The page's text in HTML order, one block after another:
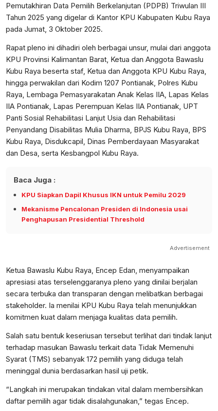
Pemutakhiran Data Pemilih Berkelanjutan (PDPB) Triwulan III
Tahun 2025 yang digelar di Kantor KPU Kabupaten Kubu Raya
pada Jumat, 3 Oktober 2025.
Rapat pleno ini dihadiri oleh berbagai unsur, mulai dari anggota
KPU Provinsi Kalimantan Barat, Ketua dan Anggota Bawaslu
Kubu Raya beserta staf, Ketua dan Anggota KPU Kubu Raya,
hingga perwakilan dari Kodim 1207 Pontianak, Polres Kubu
Raya, Lembaga Pemasyarakatan Anak Kelas IIA, Lapas Kelas
IIA Pontianak, Lapas Perempuan Kelas IIA Pontianak, UPT
Panti Sosial Rehabilitasi Lanjut Usia dan Rehabilitasi
Penyandang Disabilitas Mulia Dharma, BPJS Kubu Raya, BPS
Kubu Raya, Disdukcapil, Dinas Pemberdayaan Masyarakat
dan Desa, serta Kesbangpol Kubu Raya.
Baca Juga :
KPU Siapkan Dapil Khusus IKN untuk Pemilu 2029
Mekanisme Pencalonan Presiden di Indonesia usai
Penghapusan Presidential Threshold
Advertisement
Ketua Bawaslu Kubu Raya, Encep Edan, menyampaikan
apresiasi atas terselenggaranya pleno yang dinilai berjalan
secara terbuka dan transparan dengan melibatkan berbagai
stakeholder. Ia menilai KPU Kubu Raya telah menunjukkan
komitmen kuat dalam menjaga kualitas data pemilih.
Salah satu bentuk keseriusan tersebut terlihat dari tindak lanjut
terhadap masukan Bawaslu terkait data Tidak Memenuhi
Syarat (TMS) sebanyak 172 pemilih yang diduga telah
meninggal dunia berdasarkan hasil uji petik.
“Langkah ini merupakan tindakan vital dalam membersihkan
daftar pemilih agar tidak disalahgunakan,” tegas Encep.